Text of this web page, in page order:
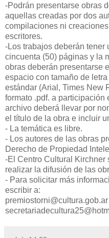
-Podrán presentarse obras
aquellas creadas por dos
compilaciones ni
escritores.
-Los trabajos deberán tener
cincuenta (50) páginas y la
obras deberán presentarse
espacio con tamaño de
estándar (Arial, Times New
formato .pdf. a participación
archivo deberá llevar por
el título de la obra e incluir
- La temática es libre.
- Los autores de las obras
Derecho de Propiedad
-El Centro Cultural Kirchner
realizar la difusión de las
- Para solicitar más
escribir a:
premiostorni@cultura.gob.ar